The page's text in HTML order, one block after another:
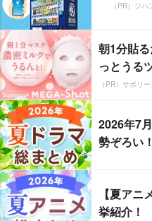
（PR）ジハ
朝1分貼
っとうる
（PR）サボリー
2026年7
勢ぞろい！
【夏ア
挙紹介！